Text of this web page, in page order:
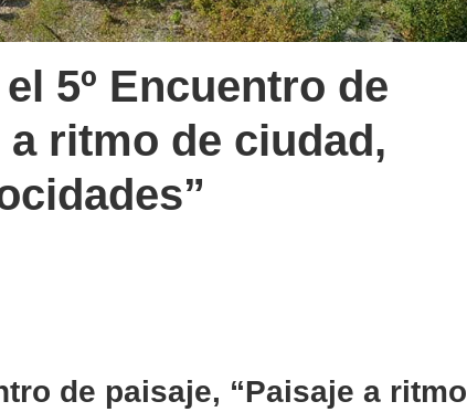
5º Encuentro de
a ritmo de ciudad,
de paisaje, “Paisaje a ritmo